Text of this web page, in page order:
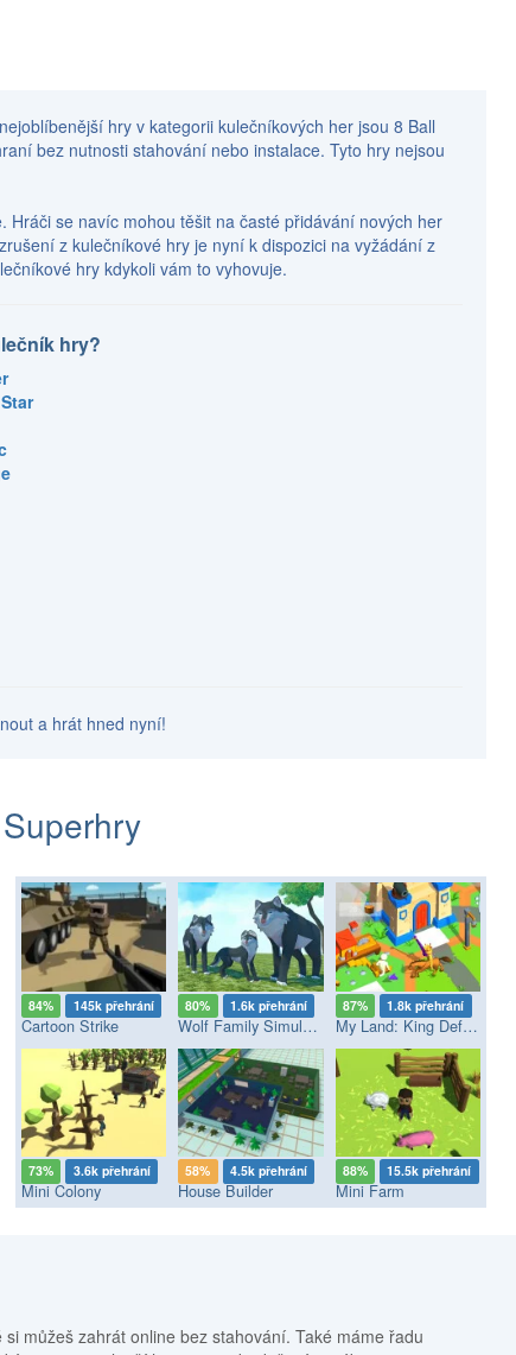
hry v kategorii kulečníkových her jsou 8 Ball
bez nutnosti stahování nebo instalace. Tyto hry nejsou
se navíc mohou těšit na časté přidávání nových her
z kulečníkové hry je nyní k dispozici na vyžádání z
hry kdykoli vám to vyhovuje.
hry?
a hrát hned nyní!
Superhry
84% 145k přehrání
Cartoon Strike
80% 1.6k přehrání
Wolf Family Simulator
87% 1.8k přehrání
My Land: King Defender
73% 3.6k přehrání
Mini Colony
58% 4.5k přehrání
House Builder
88% 15.5k přehrání
Mini Farm
můžeš zahrát online bez stahování. Také máme řadu